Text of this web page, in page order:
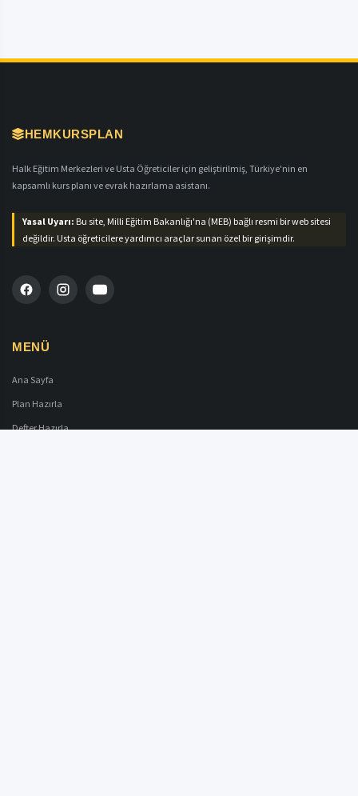
HEMKURSPLAN
Halk Eğitim Merkezleri ve Usta Öğreticiler için geliştirilmiş, Türkiye'nin en
kapsamlı kurs planı ve evrak hazırlama asistanı.
Yasal Uyarı: Bu site, Milli Eğitim Bakanlığı'na (MEB) bağlı resmi bir web sitesi
değildir. Usta öğreticilere yardımcı araçlar sunan özel bir girişimdir.
MENÜ
Ana Sayfa
Plan Hazırla
Defter Hazırla